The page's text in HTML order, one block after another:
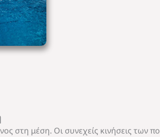
στη μέση. Οι συνεχείς κινήσεις των